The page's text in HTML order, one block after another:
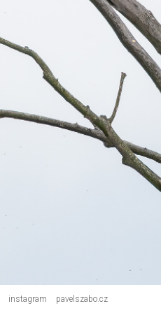
instagram pavelszabo.cz